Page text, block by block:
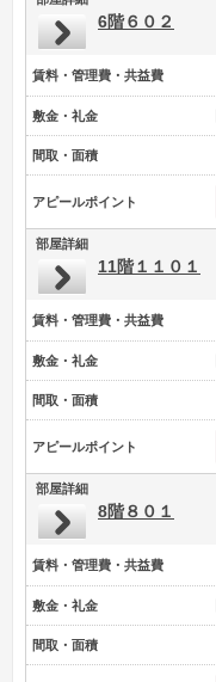
6階６０２
賃料・管理費・共益費
敷金・礼金
間取・面積
アピールポイント
部屋詳細
11階１１０１
賃料・管理費・共益費
敷金・礼金
間取・面積
アピールポイント
部屋詳細
8階８０１
賃料・管理費・共益費
敷金・礼金
間取・面積